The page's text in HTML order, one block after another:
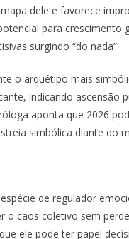
dele e favorece
para crescimento
surgindo “do nada”.
o arquétipo mais
indicando ascensão
aponta que 2026
simbólica diante do
de regulador
caos coletivo sem
ele pode ter papel